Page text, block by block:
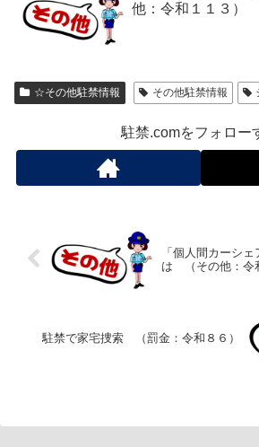
他：令和１１３）
☆その他駐禁情報 その他駐禁情報
駐禁.comをフォロー
「個人間カーシ
は （その他：令
駐禁で家宅捜索 （罰金：令和８６）